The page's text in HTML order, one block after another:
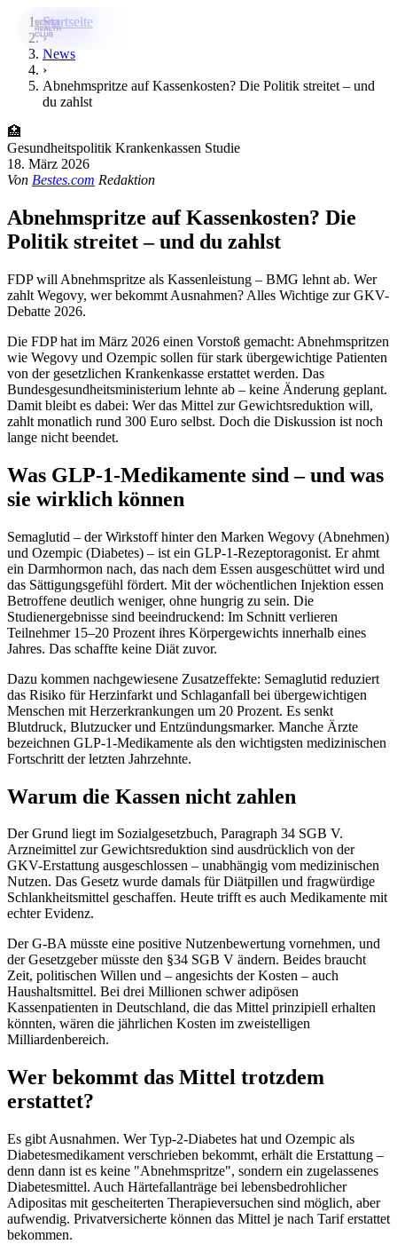
Datenbank
News
Über uns
Für Unternehmen
Jetzt downloaden
Startseite
›
News
›
Abnehmspritze auf Kassenkosten? Die Politik streitet – und
du zahlst
🏥
Gesundheitspolitik Krankenkassen Studie
18. März 2026
Von Bestes.com Redaktion
Abnehmspritze auf Kassenkosten? Die
Politik streitet – und du zahlst
FDP will Abnehmspritze als Kassenleistung – BMG lehnt ab. Wer
zahlt Wegovy, wer bekommt Ausnahmen? Alles Wichtige zur GKV-
Debatte 2026.
Die FDP hat im März 2026 einen Vorstoß gemacht: Abnehmspritzen
wie Wegovy und Ozempic sollen für stark übergewichtige Patienten
von der gesetzlichen Krankenkasse erstattet werden. Das
Bundesgesundheitsministerium lehnte ab – keine Änderung geplant.
Damit bleibt es dabei: Wer das Mittel zur Gewichtsreduktion will,
zahlt monatlich rund 300 Euro selbst. Doch die Diskussion ist noch
lange nicht beendet.
Was GLP-1-Medikamente sind – und was
sie wirklich können
Semaglutid – der Wirkstoff hinter den Marken Wegovy (Abnehmen)
und Ozempic (Diabetes) – ist ein GLP-1-Rezeptoragonist. Er ahmt
ein Darmhormon nach, das nach dem Essen ausgeschüttet wird und
das Sättigungsgefühl fördert. Mit der wöchentlichen Injektion essen
Betroffene deutlich weniger, ohne hungrig zu sein. Die
Studienergebnisse sind beeindruckend: Im Schnitt verlieren
Teilnehmer 15–20 Prozent ihres Körpergewichts innerhalb eines
Jahres. Das schaffte keine Diät zuvor.
Dazu kommen nachgewiesene Zusatzeffekte: Semaglutid reduziert
das Risiko für Herzinfarkt und Schlaganfall bei übergewichtigen
Menschen mit Herzerkrankungen um 20 Prozent. Es senkt
Blutdruck, Blutzucker und Entzündungsmarker. Manche Ärzte
bezeichnen GLP-1-Medikamente als den wichtigsten medizinischen
Fortschritt der letzten Jahrzehnte.
Warum die Kassen nicht zahlen
Der Grund liegt im Sozialgesetzbuch, Paragraph 34 SGB V.
Arzneimittel zur Gewichtsreduktion sind ausdrücklich von der
GKV-Erstattung ausgeschlossen – unabhängig vom medizinischen
Nutzen. Das Gesetz wurde damals für Diätpillen und fragwürdige
Schlankheitsmittel geschaffen. Heute trifft es auch Medikamente mit
echter Evidenz.
Der G-BA müsste eine positive Nutzenbewertung vornehmen, und
der Gesetzgeber müsste den §34 SGB V ändern. Beides braucht
Zeit, politischen Willen und – angesichts der Kosten – auch
Haushaltsmittel. Bei drei Millionen schwer adipösen
Kassenpatienten in Deutschland, die das Mittel prinzipiell erhalten
könnten, wären die jährlichen Kosten im zweistelligen
Milliardenbereich.
Wer bekommt das Mittel trotzdem
erstattet?
Es gibt Ausnahmen. Wer Typ-2-Diabetes hat und Ozempic als
Diabetesmedikament verschrieben bekommt, erhält die Erstattung –
denn dann ist es keine "Abnehmspritze", sondern ein zugelassenes
Diabetesmittel. Auch Härtefallanträge bei lebensbedrohlicher
Adipositas mit gescheiterten Therapieversuchen sind möglich, aber
aufwendig. Privatversicherte können das Mittel je nach Tarif erstattet
bekommen.